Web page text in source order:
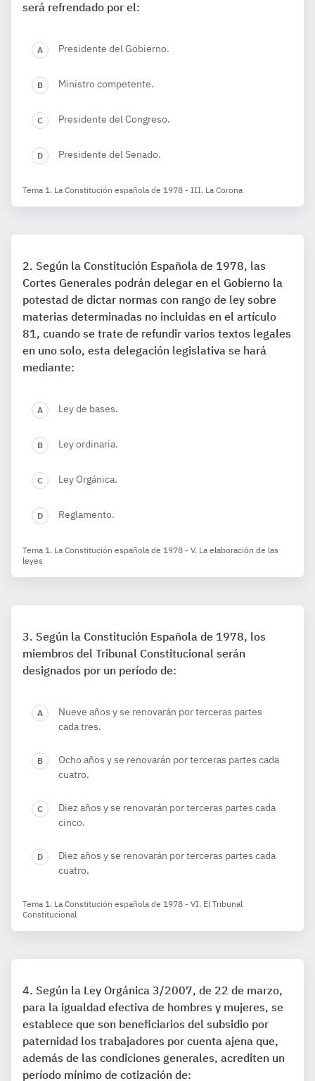
será refrendado por el:
Presidente del Gobierno.
Ministro competente.
Presidente del Congreso.
Presidente del Senado.
Tema 1. La Constitución española de 1978 - III. La Corona
Según la Constitución Española de 1978, las
Cortes Generales podrán delegar en el Gobierno la
potestad de dictar normas con rango de ley sobre
materias determinadas no incluidas en el artículo
81, cuando se trate de refundir varios textos legales
en uno solo, esta delegación legislativa se hará
mediante:
Ley de bases.
Ley ordinaria.
Ley Orgánica.
Reglamento.
Tema 1. La Constitución española de 1978 - V. La elaboración de las
leyes
Según la Constitución Española de 1978, los
miembros del Tribunal Constitucional serán
designados por un período de:
Nueve años y se renovarán por terceras partes
cada tres.
Ocho años y se renovarán por terceras partes cada
cuatro.
Diez años y se renovarán por terceras partes cada
cinco.
Diez años y se renovarán por terceras partes cada
cuatro.
Tema 1. La Constitución española de 1978 - VI. El Tribunal
Constitucional
Según la Ley Orgánica 3/2007, de 22 de marzo,
para la igualdad efectiva de hombres y mujeres, se
establece que son beneficiarios del subsidio por
paternidad los trabajadores por cuenta ajena que,
además de las condiciones generales, acrediten un
período mínimo de cotización de: